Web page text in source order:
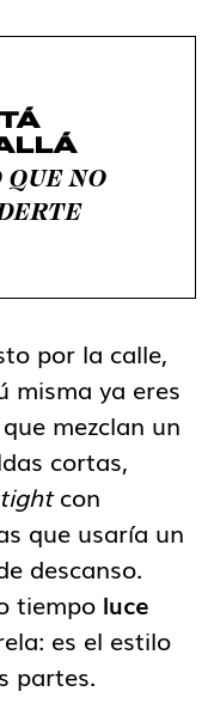
QUE NO
por la calle,
misma ya eres
mezclan un
cortas,
con
que usaría un
descanso.
tiempo luce
es el estilo
partes.